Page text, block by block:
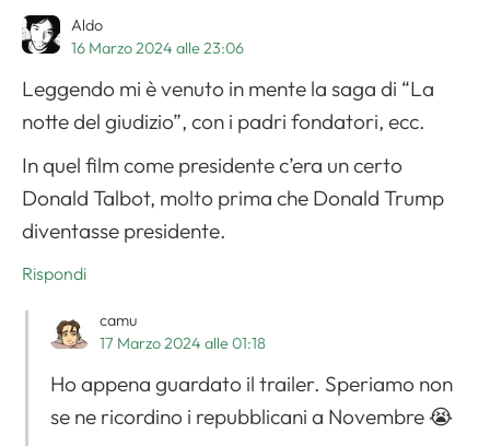
Aldo
16 Marzo 2024 alle 23:06
Leggendo mi è venuto in mente la saga di “La
notte del giudizio”, con i padri fondatori, ecc.
In quel film come presidente c’era un certo
Donald Talbot, molto prima che Donald Trump
diventasse presidente.
Rispondi
camu
17 Marzo 2024 alle 01:18
Ho appena guardato il trailer. Speriamo non
se ne ricordino i repubblicani a Novembre 😭
Apri il menu di navigazione